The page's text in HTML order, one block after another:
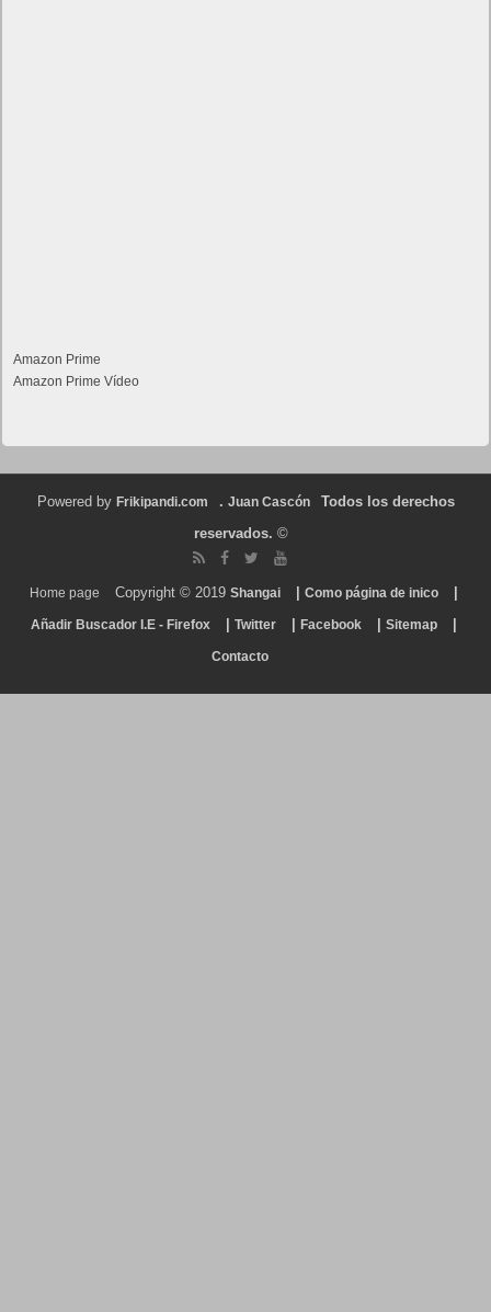
Amazon Prime
Amazon Prime Vídeo
Powered by Frikipandi.com . Juan Cascón
Todos los derechos
reservados. ©
Home page Copyright © 2019 Shangai | Como página de inico |
Añadir Buscador I.E - Firefox | Twitter | Facebook | Sitemap |
Contacto